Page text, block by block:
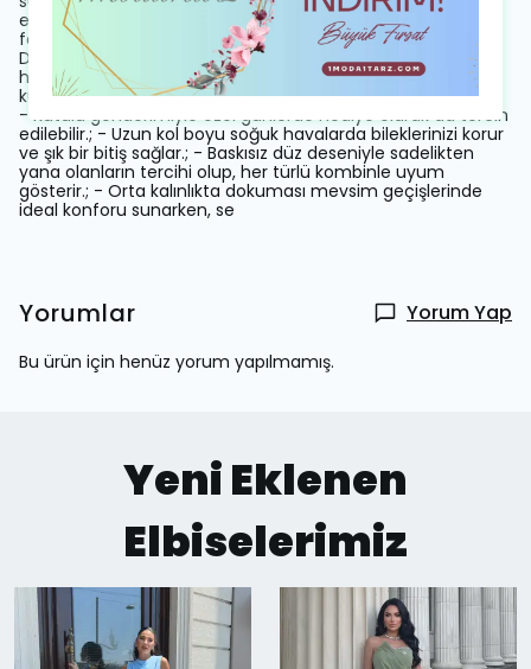
eşyalarınızı güvenle taşıyabilirsiniz.; - V yaka kesimi ile
feminen çizgileri ön plana çıkarır ve boynu zarifçe sarar.; -
Dolgusuz tasarımı hafiflik kazandırırken, regular kalıp rahat
hareket etme olanağı sağlar.; - Standart kol tipi ile günlük
kullanım için idealdir ve hareket özgürlüğünüzü kısıtlamaz.;
- Kutulu gönderimiyle özel günlerde hediye olarak da tercih
edilebilir.; - Uzun kol boyu soğuk havalarda bileklerinizi korur
ve şık bir bitiş sağlar.; - Baskısız düz deseniyle sadelikten
yana olanların tercihi olup, her türlü kombinle uyum
gösterir.; - Orta kalınlıkta dokuması mevsim geçişlerinde
ideal konforu sunarken, se
Yorumlar Yorum Yap
Bu ürün için henüz yorum yapılmamış.
Yeni Eklenen
Elbiselerimiz